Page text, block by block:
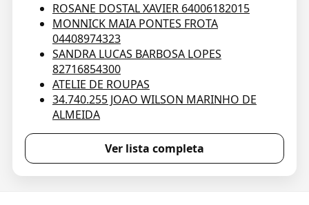
ROSANE DOSTAL XAVIER 64006182015
MONNICK MAIA PONTES FROTA
04408974323
SANDRA LUCAS BARBOSA LOPES
82716854300
ATELIE DE ROUPAS
34.740.255 JOAO WILSON MARINHO DE
ALMEIDA
Ver lista completa